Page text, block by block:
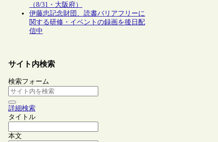
（8/31・大阪府）
伊藤忠記念財団、読書バリアフリーに
関する研修・イベントの録画を後日配
信中
サイト内検索
検索フォーム
詳細検索
タイトル
本文